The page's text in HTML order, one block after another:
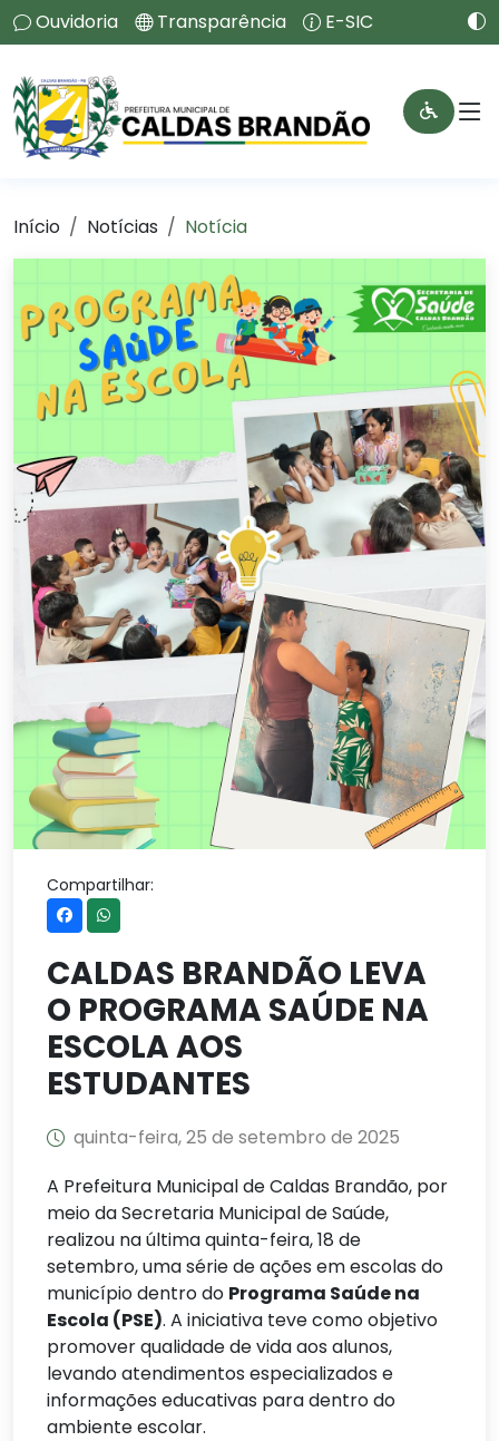
Ouvidoria Transparência E-SIC
Início Notícias Notícia
Compartilhar:
CALDAS BRANDÃO LEVA
O PROGRAMA SAÚDE NA
ESCOLA AOS
ESTUDANTES
quinta-feira, 25 de setembro de 2025
A Prefeitura Municipal de Caldas Brandão, por
meio da Secretaria Municipal de Saúde,
realizou na última quinta-feira, 18 de
setembro, uma série de ações em escolas do
município dentro do Programa Saúde na
Escola (PSE). A iniciativa teve como objetivo
promover qualidade de vida aos alunos,
levando atendimentos especializados e
informações educativas para dentro do
ambiente escolar.